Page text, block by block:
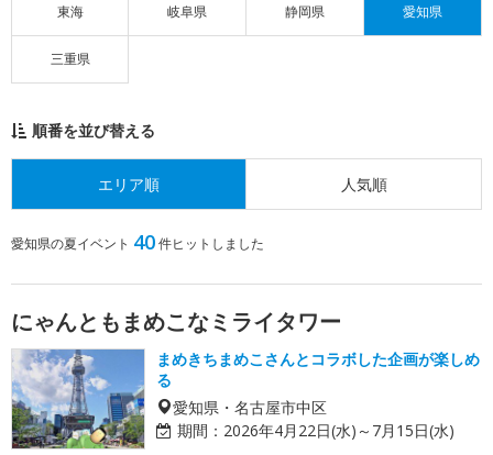
東海 岐阜県 静岡県 愛知県
三重県
順番を並び替える
エリア順 人気順
愛知県の夏イベント 40件ヒットしました
にゃんともまめこなミライタワー
まめきちまめこさんとコラボした企画が楽しめ
る
愛知県・名古屋市中区
期間： 2026年4月22日(水)～7月15日(水)